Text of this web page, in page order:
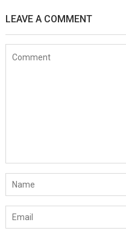
LEAVE A COMMENT